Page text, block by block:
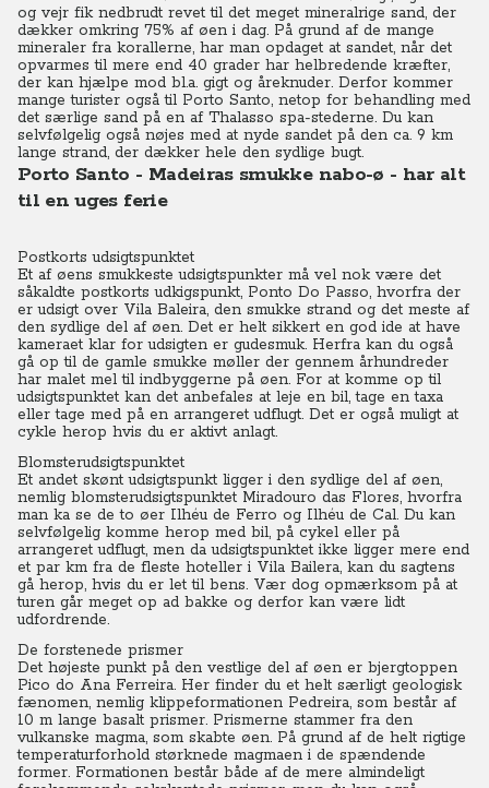
og vejr fik nedbrudt revet til det meget mineralrige sand, der
dækker omkring 75% af øen i dag. På grund af de mange
mineraler fra korallerne, har man opdaget at sandet, når det
opvarmes til mere end 40 grader har helbredende kræfter,
der kan hjælpe mod bl.a. gigt og åreknuder. Derfor kommer
mange turister også til Porto Santo, netop for behandling med
det særlige sand på en af Thalasso spa-stederne. Du kan
selvfølgelig også nøjes med at nyde sandet på den ca. 9 km
lange strand, der dækker hele den sydlige bugt.
Porto Santo - Madeiras smukke nabo-ø - har alt
til en uges ferie
Postkorts udsigtspunktet
Et af øens smukkeste udsigtspunkter må vel nok være det
såkaldte postkorts udkigspunkt, Ponto Do Passo, hvorfra der
er udsigt over Vila Baleira, den smukke strand og det meste af
den sydlige del af øen. Det er helt sikkert en god ide at have
kameraet klar for udsigten er gudesmuk. Herfra kan du også
gå op til de gamle smukke møller der gennem århundreder
har malet mel til indbyggerne på øen. For at komme op til
udsigtspunktet kan det anbefales at leje en bil, tage en taxa
eller tage med på en arrangeret udflugt. Det er også muligt at
cykle herop hvis du er aktivt anlagt.
Blomsterudsigtspunktet
Et andet skønt udsigtspunkt ligger i den sydlige del af øen,
nemlig blomsterudsigtspunktet Miradouro das Flores, hvorfra
man ka se de to øer Ilhéu de Ferro og Ilhéu de Cal. Du kan
selvfølgelig komme herop med bil, på cykel eller på
arrangeret udflugt, men da udsigtspunktet ikke ligger mere end
et par km fra de fleste hoteller i Vila Bailera, kan du sagtens
gå herop, hvis du er let til bens. Vær dog opmærksom på at
turen går meget op ad bakke og derfor kan være lidt
udfordrende.
De forstenede prismer
Det højeste punkt på den vestlige del af øen er bjergtoppen
Pico do Ana Ferreira. Her finder du et helt særligt geologisk
fænomen, nemlig klippeformationen Pedreira, som består af
10 m lange basalt prismer. Prismerne stammer fra den
vulkanske magma, som skabte øen. På grund af de helt rigtige
temperaturforhold størknede magmaen i de spændende
former. Formationen består både af de mere almindeligt